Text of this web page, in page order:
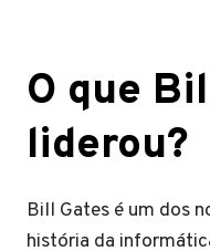
O que
liderou?
Bill Gates é um dos
história da